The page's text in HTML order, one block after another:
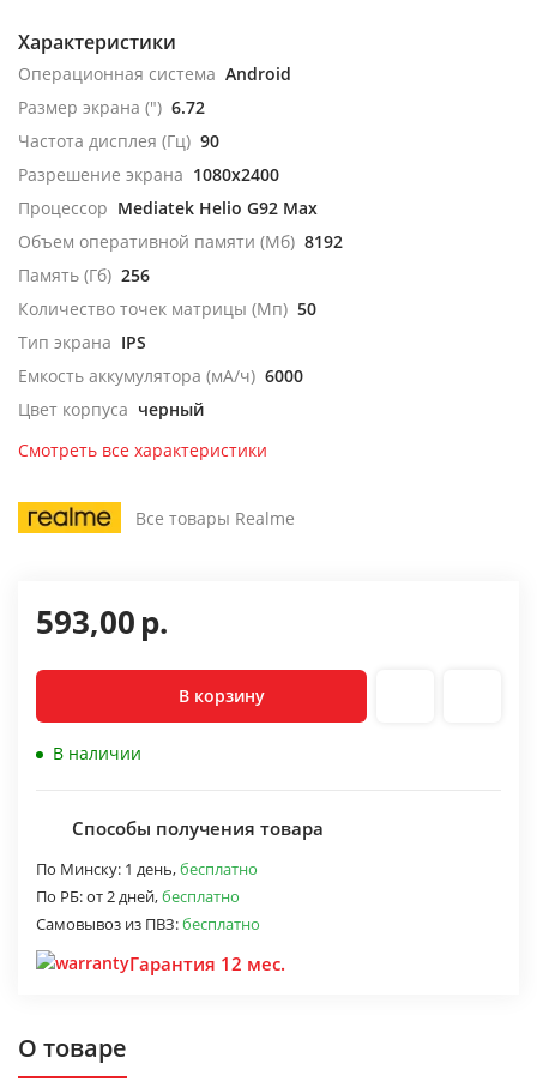
Характеристики
Операционная система Android
Размер экрана (") 6.72
Частота дисплея (Гц) 90
Разрешение экрана 1080x2400
Процессор Mediatek Helio G92 Max
Объем оперативной памяти (Мб) 8192
Память (Гб) 256
Количество точек матрицы (Мп) 50
Тип экрана IPS
Емкость аккумулятора (мА/ч) 6000
Цвет корпуса черный
Смотреть все характеристики
Все товары Realme
593,00р.
В корзину
В наличии
Способы получения товара
По Минску: 1 день,бесплатно
По РБ:от 2 дней,бесплатно
Самовывоз из ПВЗ:бесплатно
Гарантия 12 мес.
О товаре